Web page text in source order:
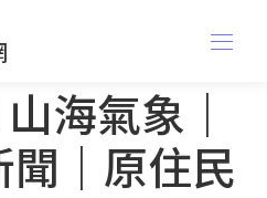
海氣象｜
聞｜原住民